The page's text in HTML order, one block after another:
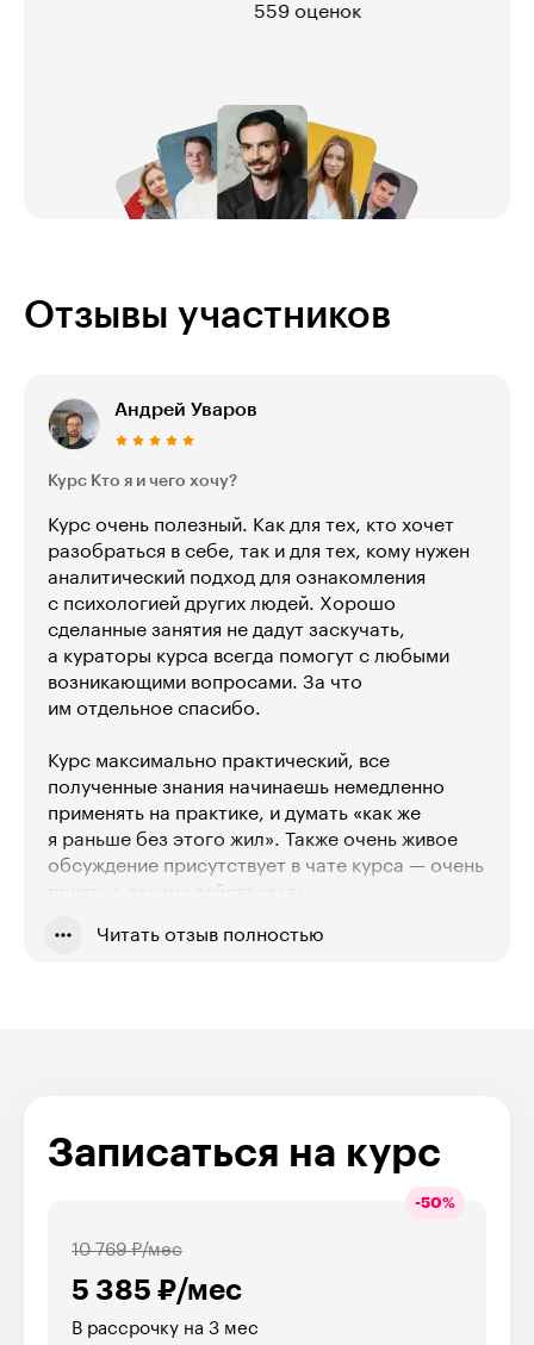
559 оценок
Отзывы участников
Андрей Уваров
Курс Кто я и чего хочу?
Курс очень полезный. Как для тех, кто хочет
разобраться в себе, так и для тех, кому нужен
аналитический подход для ознакомления
с психологией других людей. Хорошо
сделанные занятия не дадут заскучать,
а кураторы курса всегда помогут с любыми
возникающими вопросами. За что
им отдельное спасибо.
Курс максимально практический, все
полученные знания начинаешь немедленно
применять на практике, и думать «как же
я раньше без этого жил». Также очень живое
обсуждение присутствует в чате курса — очень
приятно взаимодействовать
авторам курса и кураторам за проделанную
Читать отзыв полностью
Записаться на курс
-50%
5 385 ₽/мес
10 769 ₽/мес
В рассрочку на 3 мес